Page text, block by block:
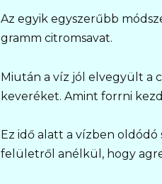
Az egyik egyszerűbb
gramm citromsavat.
Miután a víz jól elvegyült a
keveréket. Amint forrni
Ez idő alatt a vízben
felületről anélkül, hogy